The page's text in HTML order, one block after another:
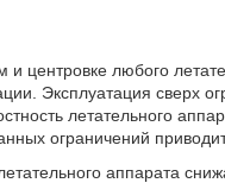
центровке любого
Эксплуатация сверх
летательного
ограничений
аппарата